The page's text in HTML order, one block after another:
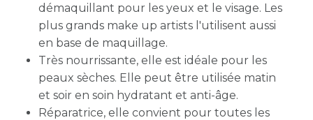
démaquillant pour les yeux et le visage. Les
plus grands make up artists l'utilisent aussi
en base de maquillage.
Très nourrissante, elle est idéale pour les
peaux sèches. Elle peut être utilisée matin
et soir en soin hydratant et anti-âge.
Réparatrice, elle convient pour toutes les